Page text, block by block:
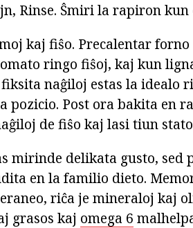
Rinse. Ŝmiri la rapiron kun
kaj fiŝo. Precalentar
ringo fiŝoj, kaj kun
naĝiloj estas la idealo
pozicio. Post ora bakita en
de fiŝo kaj lasi tiun
mirinde delikata gusto, sed
en la familio dieto.
riĉa je mineraloj kaj
grasos kaj omega 6